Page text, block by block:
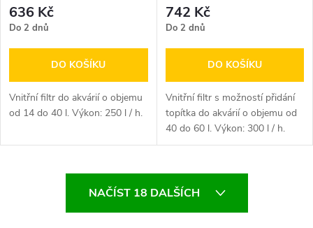
636 Kč
Do 2 dnů
DO KOŠÍKU
Vnitřní filtr do akvárií o objemu
od 14 do 40 l. Výkon: 250 l / h.
742 Kč
Do 2 dnů
DO KOŠÍKU
Vnitřní filtr s možností přidání
topítka do akvárií o objemu od
40 do 60 l. Výkon: 300 l / h.
Velikost: 14 x 9 cm,...
NAČÍST 18 DALŠÍCH